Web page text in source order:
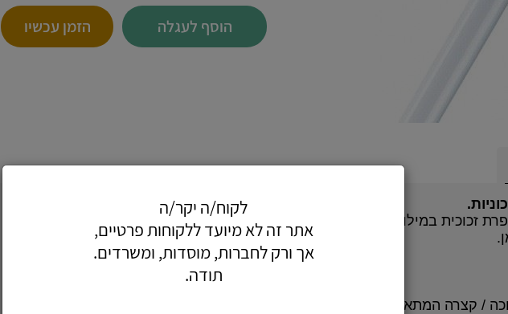
הוסף לעגלה הזמן עכשיו
זכוכית במילוי גז (ניאון) בלחץ נמוך.
/ קצרה המתאימה לגופי נורות שונים.
לקוח/ה יקר/ה
אתר זה לא מיועד ללקוחות פרטיים,
אך ורק לחברות, מוסדות, ומשרדים.
תודה.